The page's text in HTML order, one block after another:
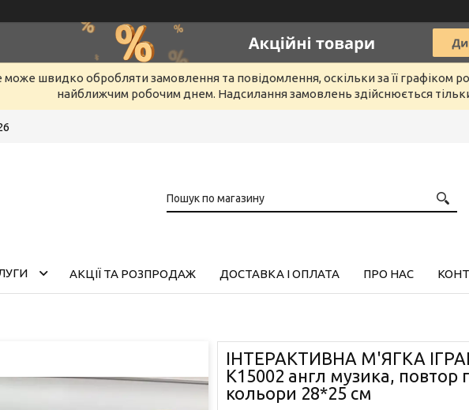
може швидко обробляти замовлення та повідомлення, оскільки за її графіком
найближчим робочим днем. Надсилання замовлень здійснюється
АКЦІЇ ТА РОЗПРОДАЖ ДОСТАВКА І ОПЛАТА ПРО НАС
ІНТЕРАКТИВНА М'ЯГКА
K15002 англ музика, повтор
кольори 28*25 см